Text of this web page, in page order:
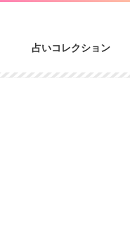
占いコレクション